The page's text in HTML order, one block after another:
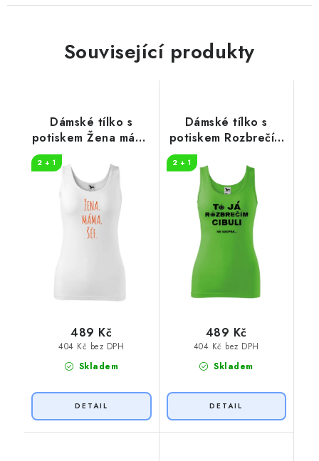
Související produkty
Dámské tílko s
potiskem Žena máma
2 + 1
Skladem
404 Kč bez DPH
489 Kč
Dámské tílko s
potiskem Rozbrečím
2 + 1
Skladem
404 Kč bez DPH
489 Kč